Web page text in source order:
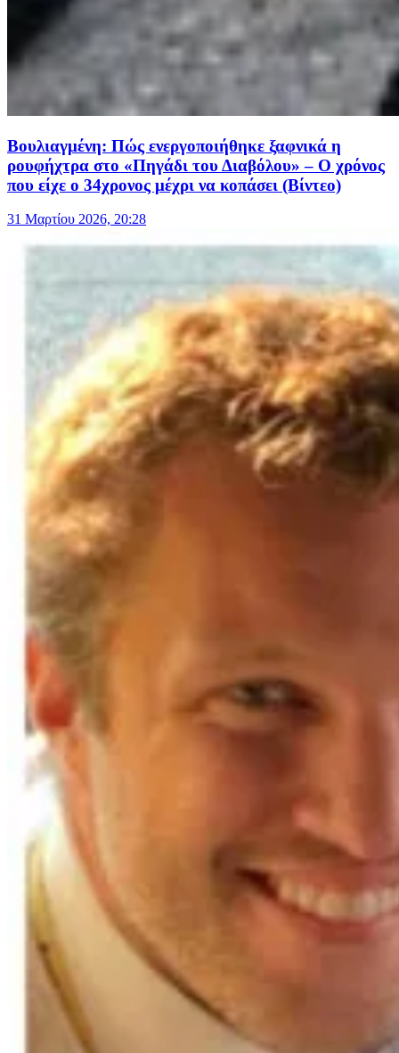
Βουλιαγμένη: Πώς ενεργοποιήθηκε ξαφνικά η
ρουφήχτρα στο «Πηγάδι του Διαβόλου» – Ο χρόνος
που είχε ο 34χρονος μέχρι να κοπάσει (Βίντεο)
31 Μαρτίου 2026, 20:28